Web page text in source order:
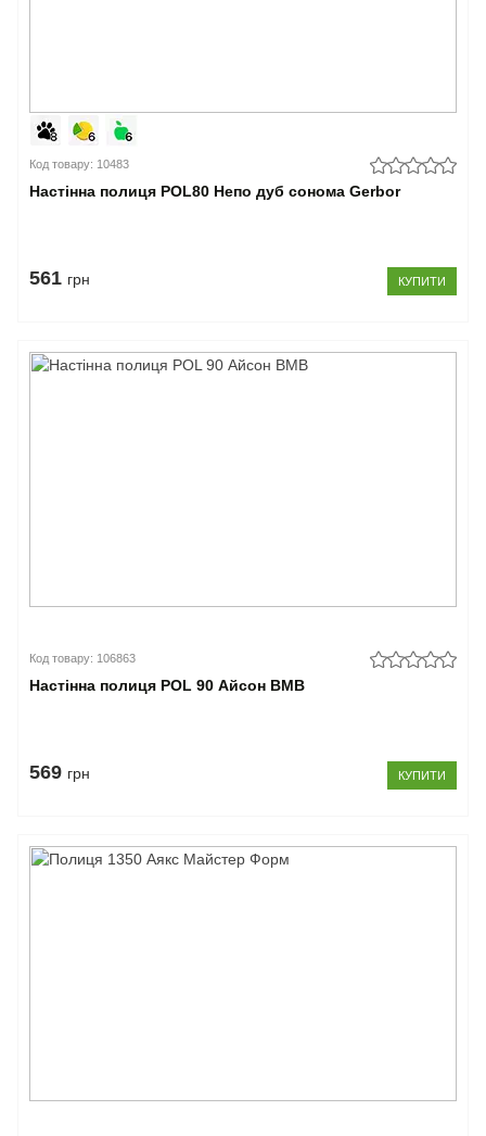
Код товару: 10483
Настінна полиця POL80 Непо дуб сонома Gerbor
561 грн КУПИТИ
Код товару: 106863
Настінна полиця POL 90 Айсон ВМВ
569 грн КУПИТИ